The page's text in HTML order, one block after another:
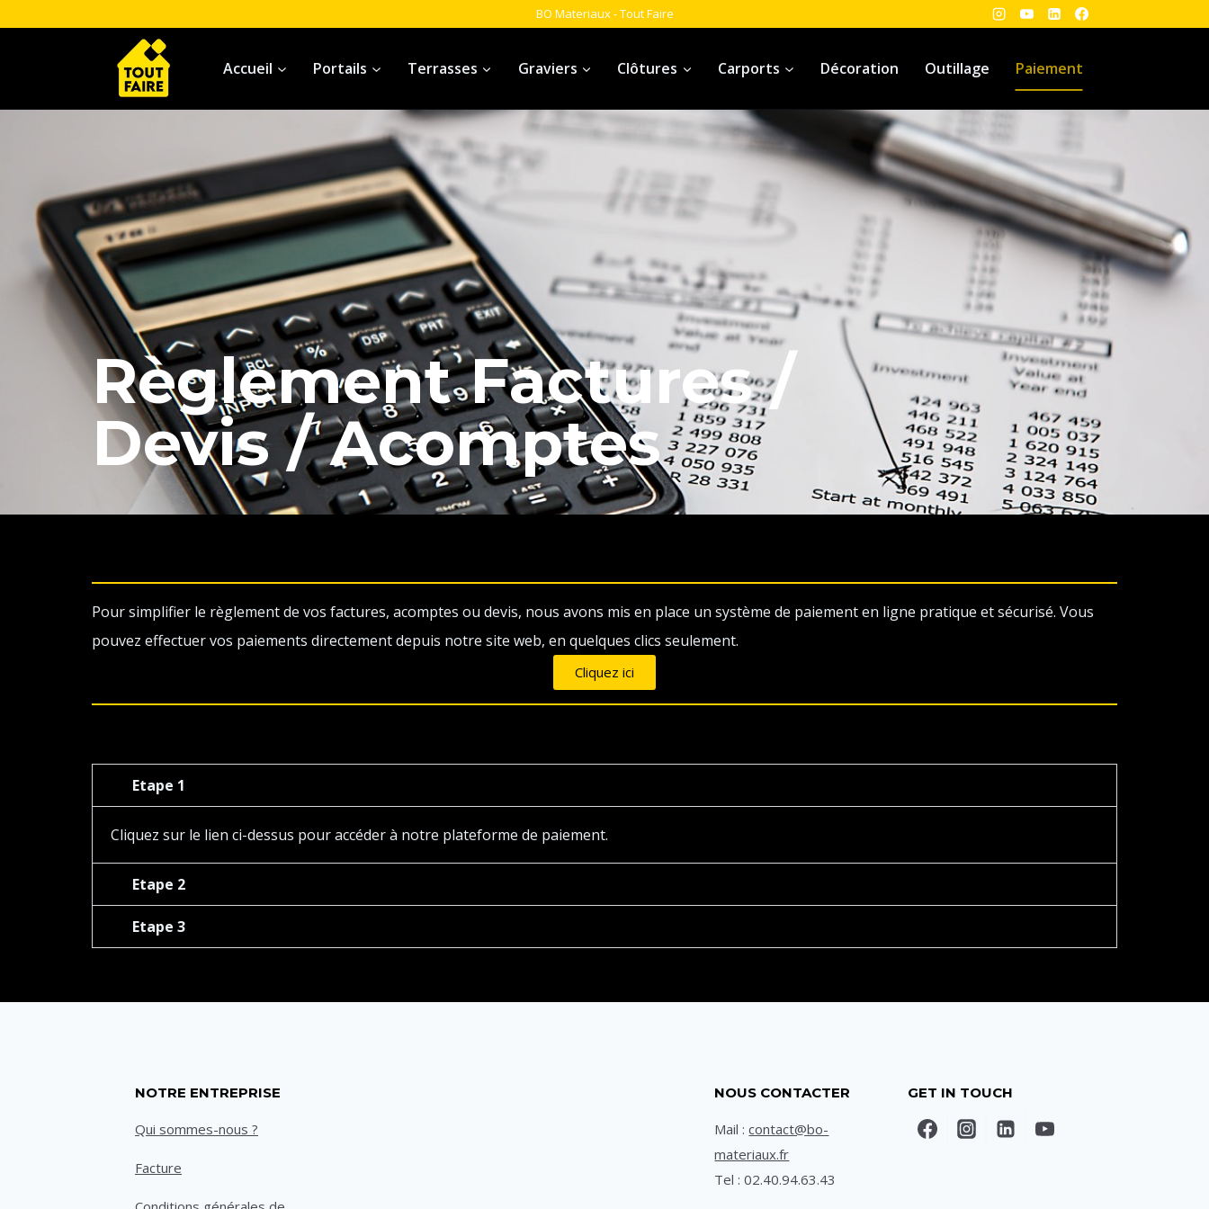
BO Materiaux - Tout Faire
Accueil Portails Terrasses Graviers Clôtures Carports Décoration Outillage Paiement
Règlement Factures /
Devis / Acomptes
Pour simplifier le règlement de vos factures, acomptes ou devis, nous avons mis en place un système de paiement en ligne pratique et sécurisé. Vous
pouvez effectuer vos paiements directement depuis notre site web, en quelques clics seulement.
Cliquez ici
Etape 1
Cliquez sur le lien ci-dessus pour accéder à notre plateforme de paiement.
Etape 2
Etape 3
NOTRE ENTREPRISE
Qui sommes-nous ?
Facture
NOUS CONTACTER
Mail :contact@bo-
materiaux.fr
Tel : 02.40.94.63.43
GET IN TOUCH